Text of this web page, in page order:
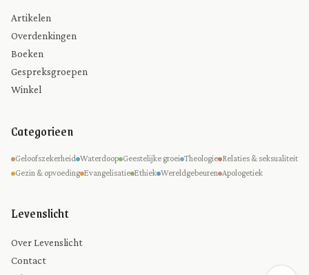
Artikelen
Overdenkingen
Boeken
Gespreksgroepen
Winkel
Categorieen
Geloofszekerheid Waterdoop Geestelijke groei Theologie Relaties & seksualiteit
Gezin & opvoeding Evangelisatie Ethiek Wereldgebeuren Apologetiek
Levenslicht
Over Levenslicht
Contact